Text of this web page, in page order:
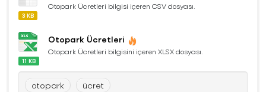
Otopark Ücretleri bilgisi içeren CSV dosyası.
3 KB
Otopark Ücretleri
Otopark Ücretleri bilgisini içeren XLSX dosyası.
11 KB
otopark ücret